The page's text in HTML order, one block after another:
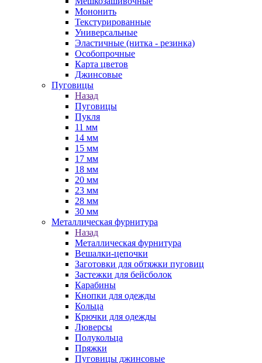
Мононить
Текстурированные
Универсальные
Эластичные (нитка - резинка)
Особопрочные
Карта цветов
Джинсовые
Пуговицы
Назад
Пуговицы
Пукля
11 мм
14 мм
15 мм
17 мм
18 мм
20 мм
23 мм
28 мм
30 мм
Металлическая фурнитура
Назад
Металлическая фурнитура
Вешалки-цепочки
Заготовки для обтяжки пуговиц
Застежки для бейсболок
Карабины
Кнопки для одежды
Кольца
Крючки для одежды
Люверсы
Полукольца
Пряжки
Пуговицы джинсовые